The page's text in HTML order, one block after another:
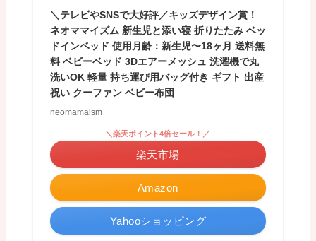
＼テレビやSNSで大好評／キッズデザイン賞！
ネオママイズム 新生児と添い寝 折りたたみ ベッ
ドインベッド 使用月齢：新生児〜18ヶ月 送料無
料 ベビーベッド 3Dエアーメッシュ 洗濯機で丸
洗いOK 軽量 持ち運び用バッグ付き ギフト 出産
祝い クーファン ベビー布団
neomamaism
Amazon
＼楽天ポイント4倍セール！／
楽天市場
Yahooショッピング